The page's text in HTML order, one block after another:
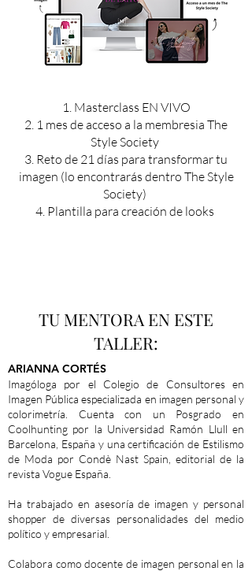
1. Masterclass EN VIVO
2. 1 mes de acceso a la membresia The
Style Society
3. Reto de 21 días para transformar tu
imagen (lo encontrarás dentro The Style
Society)
4. Plantilla para creación de looks
TU MENTORA EN ESTE
TALLER:
ARIANNA CORTÉS
Imagóloga por el Colegio de Consultores en
Imagen Pública especializada en imagen personal y
colorimetría. Cuenta con un Posgrado en
Coolhunting por la Universidad Ramón Llull en
Barcelona, España y una certificación de Estilismo
de Moda por Condè Nast Spain, editorial de la
revista Vogue España.
Ha trabajado en asesoría de imagen y personal
shopper de diversas personalidades del medio
político y empresarial.
Colabora como docente de imagen personal en la